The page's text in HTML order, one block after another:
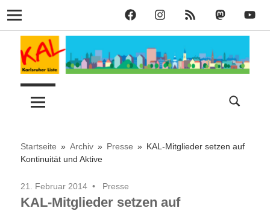
KAL
auf
Facebook
KAL
auf
Instagram
KAL
RSS
KAL
bei
KAL
auf
Navigation
Zum
Inhalt
springen
Karlsruher
–
KAL
Stadt
Startseite Archiv Presse
KAL-Mitglieder setzen auf
Kontinuität und Aktive
21. Februar 2014 Presse
KAL-Mitglieder setzen auf